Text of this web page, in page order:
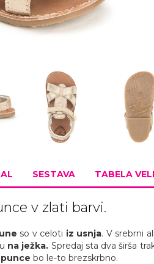
SESTAVA TABELA
v zlati barvi.
so v celoti iz usnja. V srebrni
na ježka. Spredaj sta dva širša
bo le-to brezskrbno.